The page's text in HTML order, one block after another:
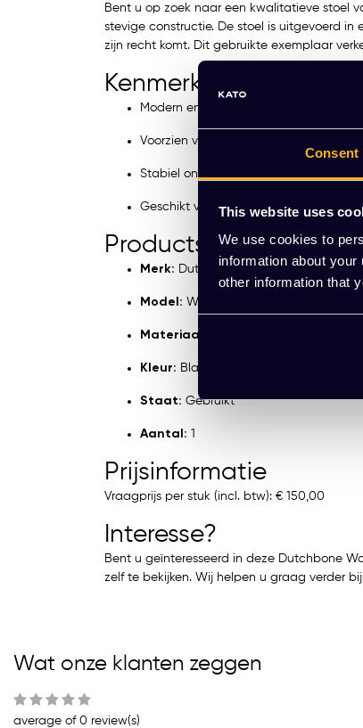
Consent
This website uses
We use cookies to
information about
other information that
Bent u op zoek naar een kwalitatieve stoel
stevige constructie. De stoel is uitgevoerd
zijn recht komt. Dit gebruikte exemplaar
Kenmerken van de
Modern en tijdloos ontwerp van
Voorzien van een comfortabele zitting
Stabiel onderstel met zwarte poten.
Geschikt voor uiteenlopende
Productspecificaties
Merk: Dutchbone
Model: Waldo
Materiaal:
Kleur: Blauw
Staat: Gebruikt
Aantal: 1
Prijsinformatie
Vraagprijs per stuk (incl. btw): € 150,00
Interesse?
Bent u geïnteresseerd in deze Dutchbone
zelf te bekijken. Wij helpen u graag verder
Wat onze klanten zeggen
average of 0 review(s)